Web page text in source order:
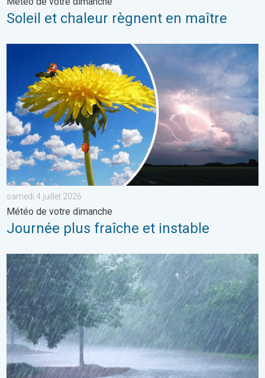
Soleil et chaleur règnent en maître
Journée plus fraîche et instable. Météo de votre dimanche. . .
samedi 4 juillet 2026
Météo de votre dimanche
Journée plus fraîche et instable
Plusieurs perturbations au programme. Bulletin météo à 5